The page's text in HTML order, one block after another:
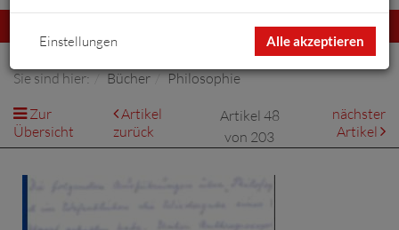
umschalten
Sie sind hier: Bücher
Philosophie
Zur
Übersicht
Artikel
zurück
Artikel 48
von 203
nächster
Artikel
Alle akzeptieren
Einstellungen